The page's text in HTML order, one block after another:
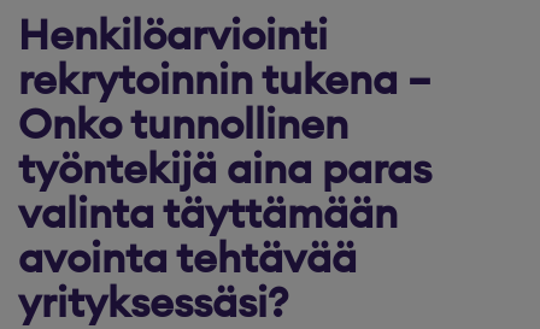
Henkilöarviointi
rekrytoinnin tukena –
Onko tunnollinen
työntekijä aina paras
valinta täyttämään
avointa tehtävää
yrityksessäsi?